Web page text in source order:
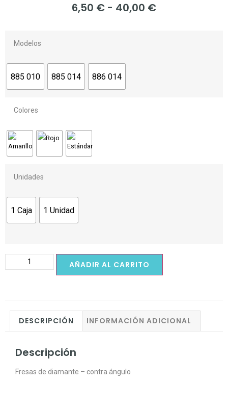
6,50 € - 40,00 €
Modelos
885 010 885 014 886 014
Colores
Unidades
1 Caja 1 Unidad
AÑADIR AL CARRITO
DESCRIPCIÓN INFORMACIÓN ADICIONAL
Descripción
Fresas de diamante – contra ángulo